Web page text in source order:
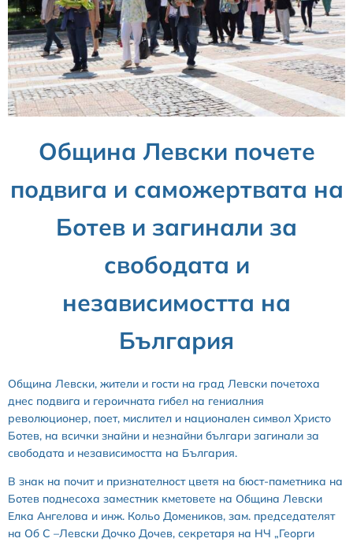
Община Левски почете
подвига и саможертвата на
Ботев и загинали за
свободата и
независимостта на
България
Община Левски, жители и гости на град Левски почетоха
днес подвига и героичната гибел на гениалния
революционер, поет, мислител и национален символ Христо
Ботев, на всички знайни и незнайни българи загинали за
свободата и независимостта на България.
В знак на почит и признателност цветя на бюст-паметника на
Ботев поднесоха заместник кметовете на Община Левски
Елка Ангелова и инж. Кольо Домеников, зам. председателят
на Об С –Левски Дочко Дочев, секретаря на НЧ „Георги